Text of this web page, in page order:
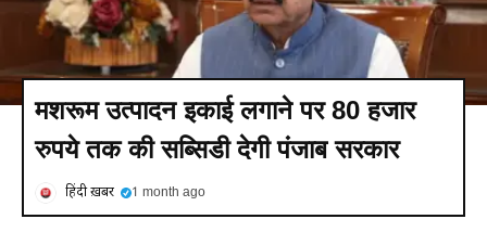
मशरूम उत्पादन इकाई लगाने पर 80 हजार
रुपये तक की सब्सिडी देगी पंजाब सरकार
हिंदी ख़बर 1 month ago